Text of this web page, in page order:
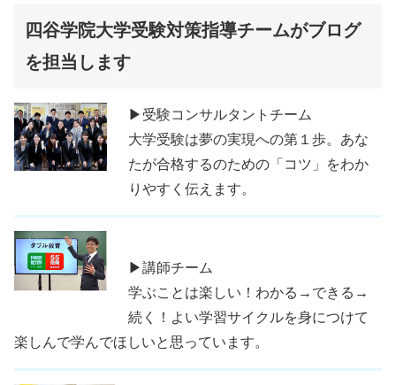
四谷学院大学受験対策指導チームがブログ
を担当します
▶受験コンサルタントチーム
大学受験は夢の実現への第１歩。あな
たが合格するのための「コツ」をわか
りやすく伝えます。
▶講師チーム
学ぶことは楽しい！わかる→できる→
続く！よい学習サイクルを身につけて
楽しんで学んでほしいと思っています。